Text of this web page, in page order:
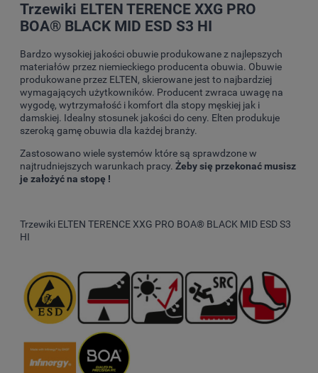
Trzewiki ELTEN TERENCE XXG PRO
BOA® BLACK MID ESD S3 HI
Bardzo wysokiej jakości obuwie produkowane z najlepszych
materiałów przez niemieckiego producenta obuwia. Obuwie
produkowane przez ELTEN, skierowane jest to najbardziej
wymagających użytkowników. Producent zwraca uwagę na
wygodę, wytrzymałość i komfort dla stopy męskiej jak i
damskiej. Idealny stosunek jakości do ceny. Elten produkuje
szeroką gamę obuwia dla każdej branży.
Zastosowano wiele systemów które są sprawdzone w
najtrudniejszych warunkach pracy. Żeby się przekonać musisz
je założyć na stopę !
Trzewiki ELTEN TERENCE XXG PRO BOA® BLACK MID ESD S3
HI